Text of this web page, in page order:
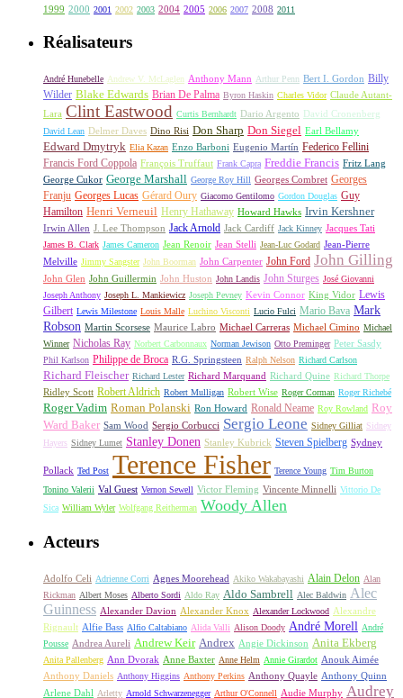
1999 2000 2001 2002 2003 2004 2005 2006 2007 2008 2011
Réalisateurs
André Hunebelle Andrew V. McLaglen Anthony Mann Arthur Penn Bert I. Gordon Billy
Wilder Blake Edwards Brian De Palma Byron Haskin Charles Vidor Claude Autant-
Lara Clint Eastwood Curtis Bernhardt Dario Argento David Cronenberg
David Lean Delmer Daves Dino Risi Don Sharp Don Siegel Earl Bellamy
Edward Dmytryk Elia Kazan Enzo Barboni Eugenio Martín Federico Fellini
Francis Ford Coppola François Truffaut Frank Capra Freddie Francis Fritz Lang
George Cukor George Marshall George Roy Hill Georges Combret Georges
Franju Georges Lucas Gérard Oury Giacomo Gentilomo Gordon Douglas Guy
Hamilton Henri Verneuil Henry Hathaway Howard Hawks Irvin Kershner
Irwin Allen J. Lee Thompson Jack Arnold Jack Cardiff Jack Kinney Jacques Tati
James B. Clark James Cameron Jean Renoir Jean Stelli Jean-Luc Godard Jean-Pierre
Melville Jimmy Sangster John Boorman John Carpenter John Ford John Gilling
John Glen John Guillermin John Huston John Landis John Sturges José Giovanni
Joseph Anthony Joseph L. Mankiewicz Joseph Pevney Kevin Connor King Vidor Lewis
Gilbert Lewis Milestone Louis Malle Luchino Visconti Lucio Fulci Mario Bava Mark
Robson Martin Scorsese Maurice Labro Michael Carreras Michael Cimino Michael
Winner Nicholas Ray Norbert Carbonnaux Norman Jewison Otto Preminger Peter Sasdy
Phil Karlson Philippe de Broca R.G. Springsteen Ralph Nelson Richard Carlson
Richard Fleischer Richard Lester Richard Marquand Richard Quine Richard Thorpe
Ridley Scott Robert Aldrich Robert Mulligan Robert Wise Roger Corman Roger Richebé
Roger Vadim Roman Polanski Ron Howard Ronald Neame Roy Rowland Roy
Ward Baker Sam Wood Sergio Corbucci Sergio Leone Sidney Gilliat Sidney
Hayers Sidney Lumet Stanley Donen Stanley Kubrick Steven Spielberg Sydney
Pollack Ted Post Terence Fisher Terence Young Tim Burton
Tonino Valerii Val Guest Vernon Sewell Victor Fleming Vincente Minnelli Vittorio De
Sica William Wyler Wolfgang Reitherman Woody Allen
Acteurs
Adolfo Celi Adrienne Corri Agnes Moorehead Akiko Wakabayashi Alain Delon Alan
Rickman Albert Moses Alberto Sordi Aldo Ray Aldo Sambrell Alec Baldwin Alec
Guinness Alexander Davion Alexander Knox Alexander Lockwood Alexandre
Rignault Alfie Bass Alfio Caltabiano Alida Valli Alison Doody André Morell André
Pousse Andrea Aureli Andrew Keir Andrex Angie Dickinson Anita Ekberg
Anita Pallenberg Ann Dvorak Anne Baxter Anne Helm Annie Girardot Anouk Aimée
Anthony Daniels Anthony Higgins Anthony Perkins Anthony Quayle Anthony Quinn
Arlene Dahl Arletty Arnold Schwarzenegger Arthur O'Connell Audie Murphy Audrey